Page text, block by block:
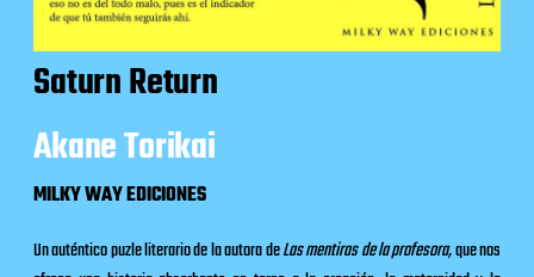
Saturn Return
Akane Torikai
MILKY WAY EDICIONES
Un auténtico puzle literario de la autora deLas mentiras de la profesora,que nos